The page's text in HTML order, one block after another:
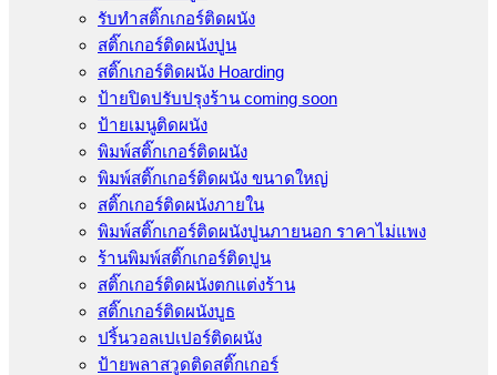
รับทำสติ๊กเกอร์ติดผนัง
สติ๊กเกอร์ติดผนังปูน
สติ๊กเกอร์ติดผนัง Hoarding
ป้ายปิดปรับปรุงร้าน coming soon
ป้ายเมนูติดผนัง
พิมพ์สติ๊กเกอร์ติดผนัง
พิมพ์สติ๊กเกอร์ติดผนัง ขนาดใหญ่
สติ๊กเกอร์ติดผนังภายใน
พิมพ์สติ๊กเกอร์ติดผนังปูนภายนอก ราคาไม่แพง
ร้านพิมพ์สติ๊กเกอร์ติดปูน
สติ๊กเกอร์ติดผนังตกแต่งร้าน
สติ๊กเกอร์ติดผนังบูธ
ปริ้นวอลเปเปอร์ติดผนัง
ป้ายพลาสวูดติดสติ๊กเกอร์